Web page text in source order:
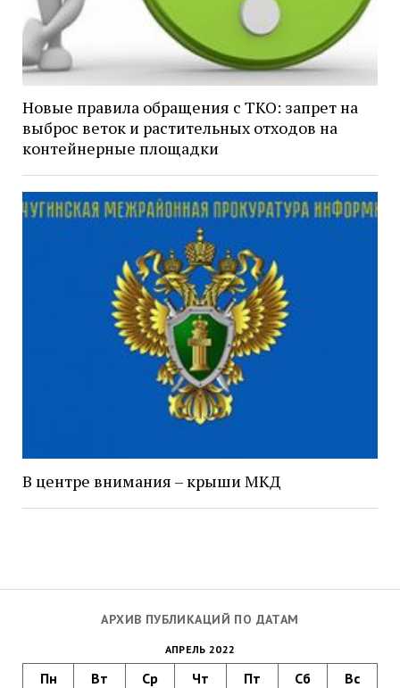
АРХИВ ПУБЛИКАЦИЙ ПО ДАТАМ
АПРЕЛЬ 2022
Пн Вт Ср Чт Пт Сб Вс
Новые правила обращения с ТКО: запрет на
выброс веток и растительных отходов на
контейнерные площадки
В центре внимания – крыши МКД